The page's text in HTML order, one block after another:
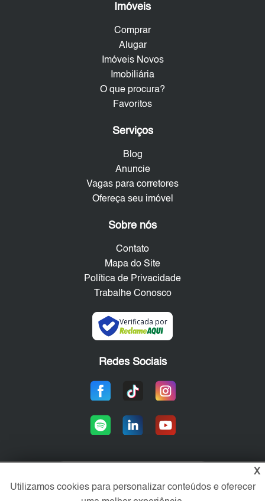
Imóveis
Comprar
Alugar
Imóveis Novos
Imobiliária
O que procura?
Favoritos
Serviços
Blog
Anuncie
Vagas para corretores
Ofereça seu imóvel
Sobre nós
Contato
Mapa do Site
Política de Privacidade
Trabalhe Conosco
Verificada por
Redes Sociais
Área exclusiva aos anunciantes,
acesse sua conta:
X
Utilizamos cookies para personalizar conteúdos e oferecer